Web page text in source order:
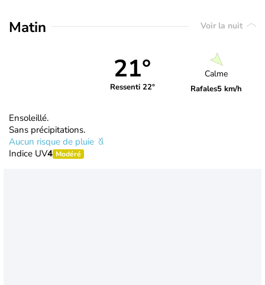
Matin Voir la nuit
21°
Ressenti 22°
Calme
Rafales5 km/h
Ensoleillé.
Sans précipitations.
Aucun risque de pluie
Indice UV4 Modéré